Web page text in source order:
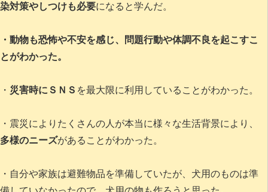
染対策やしつけも必要になると学んだ。
・動物も恐怖や不安を感じ、問題行動や体調不良を起こすこ
とがわかった。
・ 災害時にＳＮＳ を最大限に利用していることがわかった。
・震災によりたくさんの人が本当に様々な生活背景により、
多様のニーズがあることがわかった。
・自分や家族は避難物品を準備していたが、犬用のものは準